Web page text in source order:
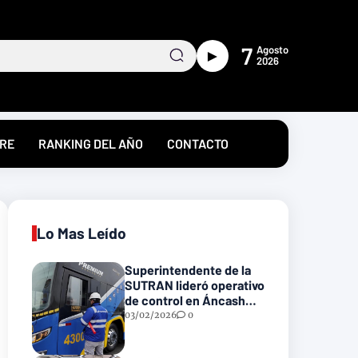
► 7 Agosto
2026
RANKING DEL AÑO CONTACTO
Lo Mas Leído
Superintendente de la
SUTRAN lideró operativo
de control en Áncash
para fortalecer la
03/02/2026 0